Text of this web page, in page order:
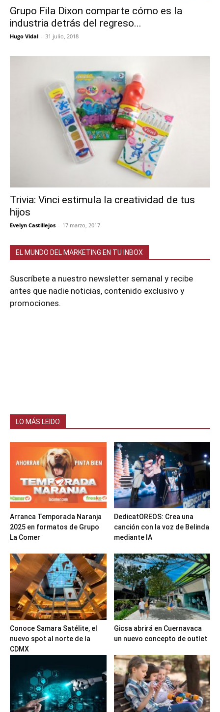
Grupo Fila Dixon comparte cómo es la
industria detrás del regreso...
Hugo Vidal - 31 julio, 2018
Trivia: Vinci estimula la creatividad de tus
hijos
Evelyn Castillejos - 17 marzo, 2017
EL MUNDO DEL MARKETING EN TU INBOX
Suscríbete a nuestro newsletter semanal y recibe
antes que nadie noticias, contenido exclusivo y
promociones.
LO MÁS LEIDO
Arranca Temporada Naranja
2025 en formatos de Grupo
La Comer
DedicatOREOS: Crea una
canción con la voz de Belinda
mediante IA
Conoce Samara Satélite, el
nuevo spot al norte de la
CDMX
Gicsa abrirá en Cuernavaca
un nuevo concepto de outlet